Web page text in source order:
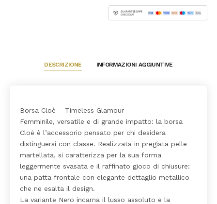
DESCRIZIONE INFORMAZIONI AGGIUNTIVE
Borsa Cloè – Timeless Glamour
Femminile, versatile e di grande impatto: la borsa
Cloè è l’accessorio pensato per chi desidera
distinguersi con classe. Realizzata in pregiata pelle
martellata, si caratterizza per la sua forma
leggermente svasata e il raffinato gioco di chiusure:
una patta frontale con elegante dettaglio metallico
che ne esalta il design.
La variante Nero incarna il lusso assoluto e la